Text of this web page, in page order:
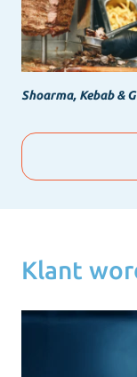
Shoarma, Kebab &
Klant